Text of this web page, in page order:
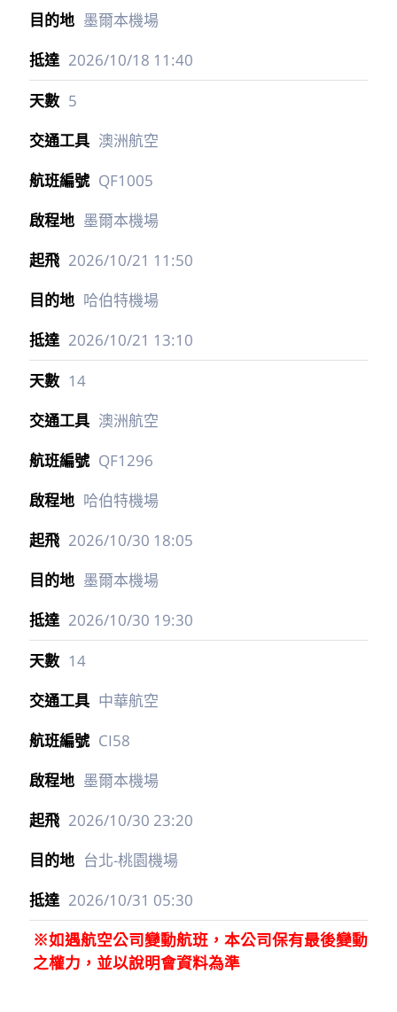
墨爾本機場
2026/10/18 11:40
5
澳洲航空
QF1005
墨爾本機場
2026/10/21 11:50
哈伯特機場
2026/10/21 13:10
14
澳洲航空
QF1296
哈伯特機場
2026/10/30 18:05
墨爾本機場
2026/10/30 19:30
14
中華航空
CI58
墨爾本機場
2026/10/30 23:20
台北-桃園機場
2026/10/31 05:30
※如遇航空公司變動航班，本公司保有最後變動
之權力，並以說明會資料為準